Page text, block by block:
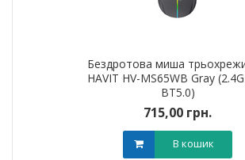
Бездротова миша
HAVIT HV-MS65WB Gray
BT5.0)
715,00 грн.
В кошик